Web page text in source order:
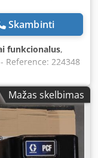
Skambinti
funkcionalus,
- Reference: 224348
use -
High solids,
Stainless steel
- Maximum
inlet pressure:
piston pump -
- New product - 1-
Mažas skelbimas